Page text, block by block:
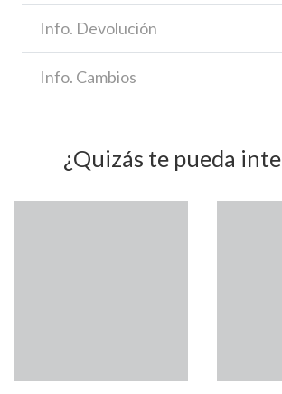
Info. Devolución
Info. Cambios
¿Quizás te pueda